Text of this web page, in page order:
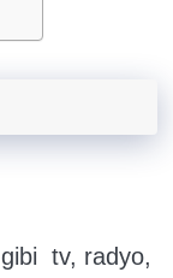
tv, radyo,